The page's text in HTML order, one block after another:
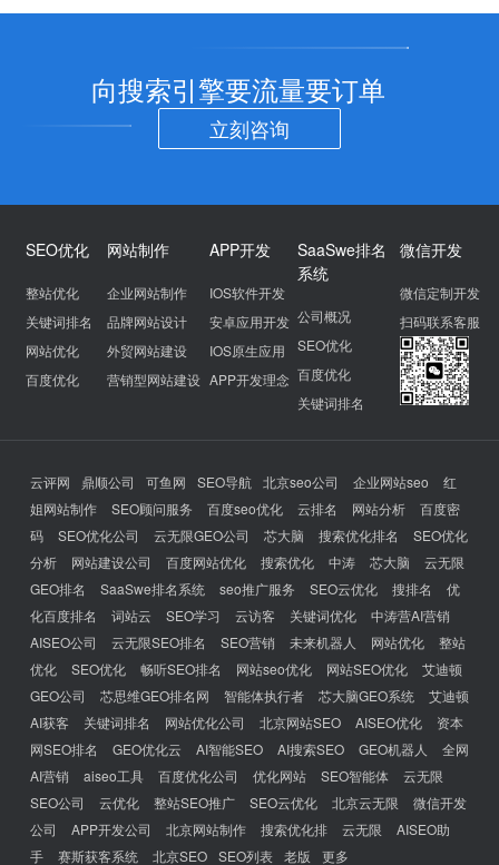
向搜索引擎要流量要订单
立刻咨询
SEO优化
整站优化
关键词排名
网站优化
百度优化
网站制作
企业网站制作
品牌网站设计
外贸网站建设
营销型网站建设
APP开发
IOS软件开发
安卓应用开发
IOS原生应用
APP开发理念
SaaSwe排名
系统
公司概况
SEO优化
百度优化
关键词排名
微信开发
微信定制开发
扫码联系客服
云评网 鼎顺公司 可鱼网 SEO导航 北京seo公司 企业网站seo
红
姐网站制作
SEO顾问服务 百度seo优化 云排名 网站分析
百度密
码
SEO优化公司 云无限GEO公司 芯大脑 搜索优化排名
SEO优化
分析
网站建设公司 百度网站优化 搜索优化 中涛 芯大脑
云无限
GEO排名
SaaSwe排名系统 seo推广服务 SEO云优化 搜排名
优
化百度排名
词站云 SEO学习 云访客 关键词优化
中涛营AI营销
AISEO公司
云无限SEO排名 SEO营销 未来机器人 网站优化
整站
优化
SEO优化 畅听SEO排名 网站seo优化 网站SEO优化
艾迪顿
GEO公司
芯思维GEO排名网 智能体执行者 芯大脑GEO系统
艾迪顿
AI获客
关键词排名 网站优化公司 北京网站SEO AISEO优化
资本
网SEO排名
GEO优化云 AI智能SEO AI搜索SEO GEO机器人
全网
AI营销
aiseo工具 百度优化公司 优化网站 SEO智能体
云无限
SEO公司
云优化 整站SEO推广 SEO云优化 北京云无限
微信开发
公司
APP开发公司 北京网站制作 搜索优化排 云无限
AISEO助
手
赛斯获客系统 北京SEO SEO列表 老版 更多